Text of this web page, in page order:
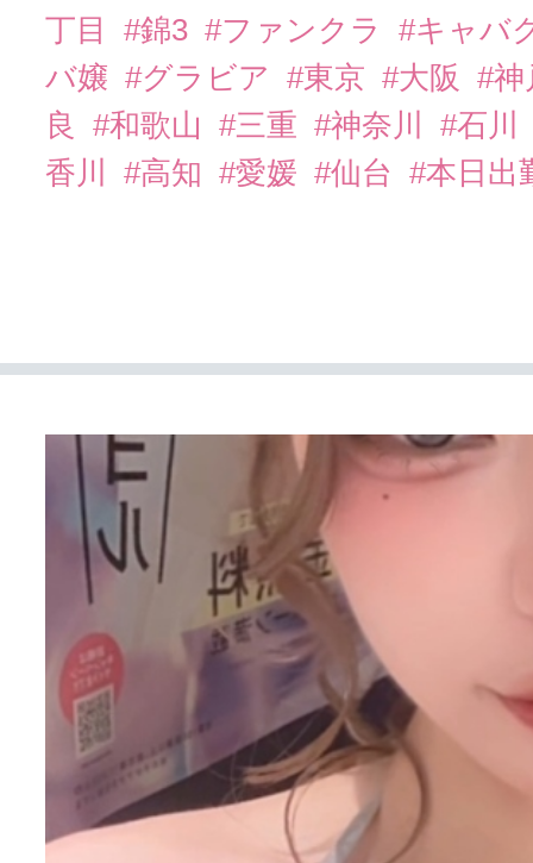
丁目
#錦3 #ファンクラ
#キャバ
バ嬢 #グラビア #東京 #大阪
#
良
#和歌山 #三重 #神奈川
#石川
香川
#高知 #愛媛 #仙台 #本日出